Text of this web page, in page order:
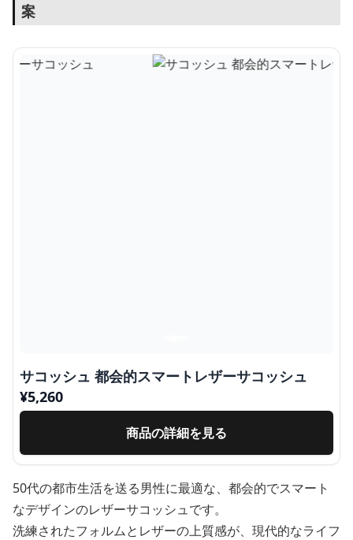
案
サコッシュ 都会的スマートレザーサコッシュ
¥5,260
商品の詳細を見る
50代の都市生活を送る男性に最適な、都会的でスマート
なデザインのレザーサコッシュです。
洗練されたフォルムとレザーの上質感が、現代的なライフ